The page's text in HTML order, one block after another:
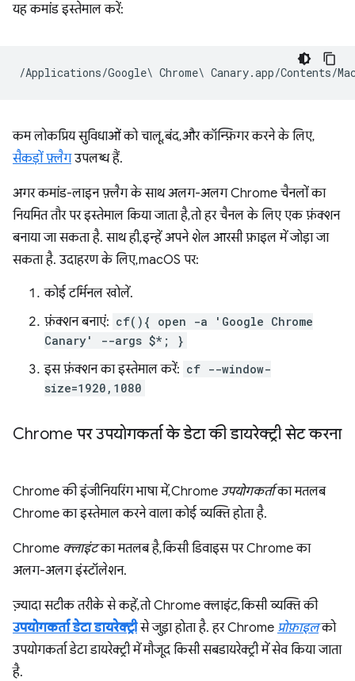
यह कमांड इस्तेमाल करें:
कम लोकप्रिय सुविधाओं को चालू, बंद, और कॉन्फ़िगर करने के लिए,
सैकड़ों फ़्लैगउपलब्ध हैं.
अगर कमांड-लाइन फ़्लैग के साथ अलग-अलग Chrome चैनलों का
नियमित तौर पर इस्तेमाल किया जाता है, तो हर चैनल के लिए एक फ़ंक्शन
बनाया जा सकता है. साथ ही, इन्हें अपने शेल आरसी फ़ाइल में जोड़ा जा
सकता है. उदाहरण के लिए, macOS पर:
कोई टर्मिनल खोलें.
फ़ंक्शन बनाएं: cf(){ open -a 'Google Chrome
Canary' --args $*; }
इस फ़ंक्शन का इस्तेमाल करें: cf --window-
size=1920,1080
Chrome पर उपयोगकर्ता के डेटा की डायरेक्ट्री सेट करना
Chrome की इंजीनियरिंग भाषा में, Chrome उपयोगकर्ताका मतलब
Chrome का इस्तेमाल करने वाला कोई व्यक्ति होता है.
Chrome क्लाइंटका मतलब है, किसी डिवाइस पर Chrome का
अलग-अलग इंस्टॉलेशन.
ज़्यादा सटीक तरीके से कहें, तो Chrome क्लाइंट, किसी व्यक्ति की
उपयोगकर्ता डेटा डायरेक्ट्रीसे जुड़ा होता है. हर Chrome प्रोफ़ाइलको
उपयोगकर्ता डेटा डायरेक्ट्री में मौजूद किसी सबडायरेक्ट्री में सेव किया जाता
है.